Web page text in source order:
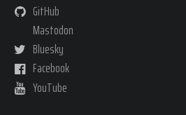
GitHub
Mastodon
Bluesky
Facebook
YouTube